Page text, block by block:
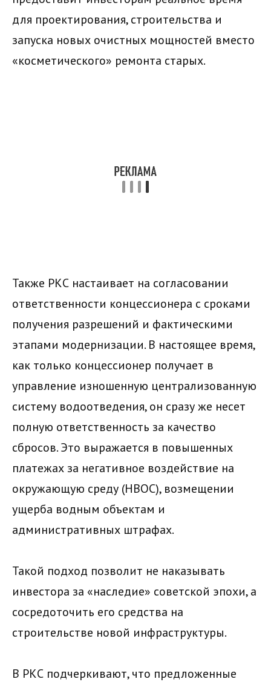
для проектирования, строительства и
запуска новых очистных мощностей вместо
«косметического» ремонта старых.
Также РКС настаивает на согласовании
ответственности концессионера с сроками
получения разрешений и фактическими
этапами модернизации. В настоящее время,
как только концессионер получает в
управление изношенную централизованную
систему водоотведения, он сразу же несет
полную ответственность за качество
сбросов. Это выражается в повышенных
платежах за негативное воздействие на
окружающую среду (НВОС), возмещении
ущерба водным объектам и
административных штрафах.
Такой подход позволит не наказывать
инвестора за «наследие» советской эпохи, а
сосредоточить его средства на
строительстве новой инфраструктуры.
В РКС подчеркивают, что предложенные